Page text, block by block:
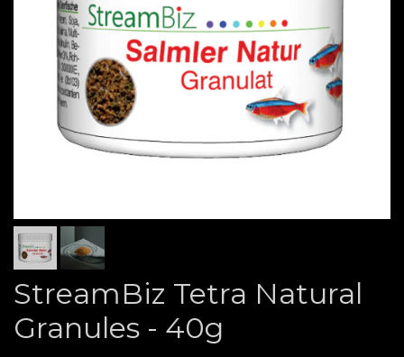
StreamBiz Tetra Natural
Granules - 40g